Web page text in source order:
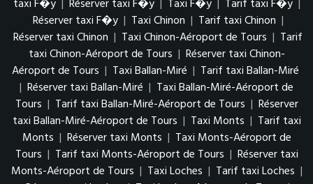
taxi F�y | Réserver taxi F�y | Taxi F�y | Tarif taxi F�y |
Réserver taxi F�y | Taxi Chinon | Tarif taxi Chinon |
Réserver taxi Chinon | Taxi Chinon-Aéroport de Tours | Tarif
taxi Chinon-Aéroport de Tours | Réserver taxi Chinon-
Aéroport de Tours | Taxi Ballan-Miré | Tarif taxi Ballan-Miré
| Réserver taxi Ballan-Miré | Taxi Ballan-Miré-Aéroport de
Tours | Tarif taxi Ballan-Miré-Aéroport de Tours | Réserver
taxi Ballan-Miré-Aéroport de Tours | Taxi Monts | Tarif taxi
Monts | Réserver taxi Monts | Taxi Monts-Aéroport de
Tours | Tarif taxi Monts-Aéroport de Tours | Réserver taxi
Monts-Aéroport de Tours | Taxi Loches | Tarif taxi Loches |